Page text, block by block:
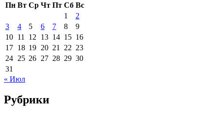
Пн Вт Ср Чт Пт Сб Вс
1
2
3
4 5 6 7 8
9
10 11 12 13 14 15 16
17 18 19 20 21 22 23
24 25 26 27 28 29 30
31
« Июл
Рубрики